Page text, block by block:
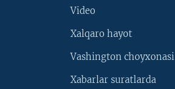
Video
Xalqaro hayot
Vashington choyxonasi
Xabarlar suratlarda